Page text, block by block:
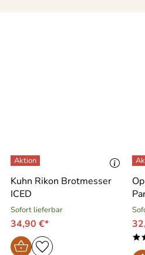
Kuhn Rikon Brotmesser
ICED
Sofort lieferbar
34,90 €*